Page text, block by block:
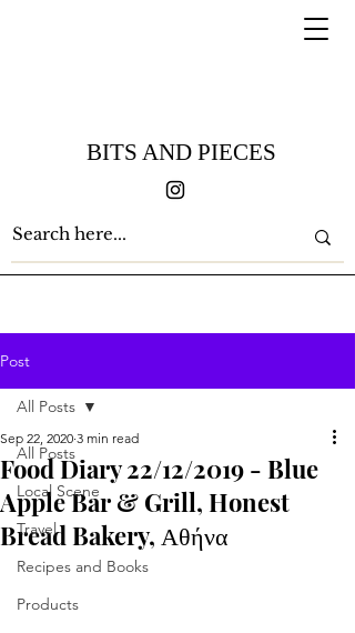
BITS AND PIECES
Post
All Posts
Local Scene
Travel
Recipes and Books
Products
All Posts
Food Diary 22/12/2019 - Blue
Apple Bar & Grill, Honest
Bread Bakery, Αθήνα
Sep 22, 2020 3 min read